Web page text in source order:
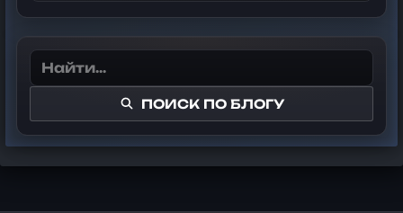
ПОИСК ПО БЛОГУ